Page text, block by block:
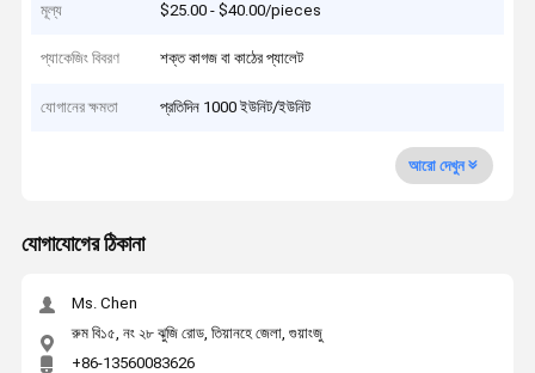
মূল্য $25.00 - $40.00/pieces
প্যাকেজিং বিবরণ শক্ত কাগজ বা কাঠের প্যালেট
যোগানের ক্ষমতা প্রতিদিন 1000 ইউনিট/ইউনিট
আরো দেখুন
যোগাযোগের ঠিকানা
Ms. Chen
রুম বি১৫, নং ২৮ ঝুজি রোড, তিয়ানহে জেলা, গুয়াংজু
+86-13560083626